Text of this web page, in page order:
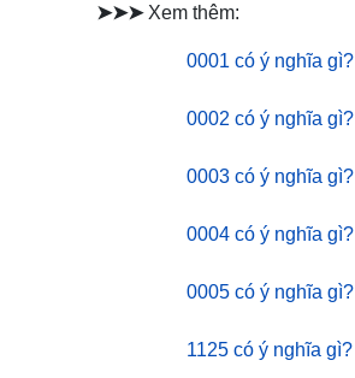
➤➤➤ Xem thêm:
0001 có ý nghĩa gì?
0002 có ý nghĩa gì?
0003 có ý nghĩa gì?
0004 có ý nghĩa gì?
0005 có ý nghĩa gì?
1125 có ý nghĩa gì?